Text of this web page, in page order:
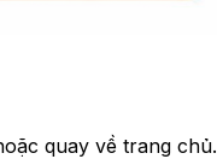
quay về trang chủ.